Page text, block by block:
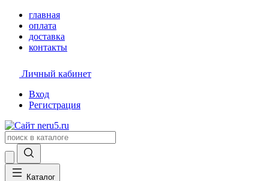
главная
оплата
доставка
контакты
Личный кабинет
Вход
Регистрация
Каталог